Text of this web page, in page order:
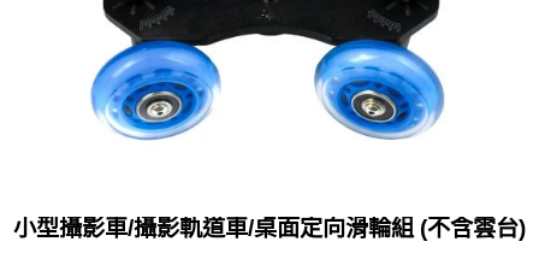
小型攝影車/攝影軌道車/桌面定向滑輪組 (不含雲台)